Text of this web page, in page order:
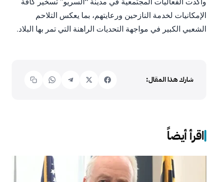
الإمكانيات لخدمة النازحين ورعايتهم، بما يعكس التلاحم
الشعبي الكبير في مواجهة التحديات الراهنة التي تمر بها البلاد.
شارك هذا المقال:
اقرأ أيضاً